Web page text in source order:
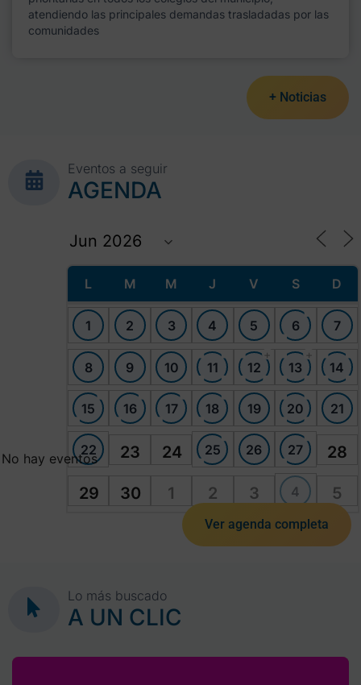
atendiendo las principales demandas trasladadas por las
comunidades
+ Noticias
Eventos a seguir
AGENDA
L M M J V S D
1 2 3 4 5 6 7
8 9 10 11 12
+
13
+
14
15 16 17 18 19 20 21
22 23 24 25 26 27 28
29 30 1 2 3 4 5
No hay eventos
Ver agenda completa
Lo más buscado
A UN CLIC